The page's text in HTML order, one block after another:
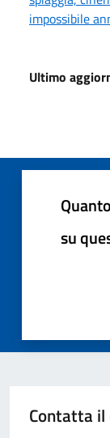
impossibile
Ultimo
su
Contatta il